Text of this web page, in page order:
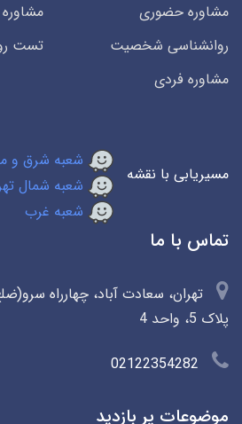
مشاوره حضوری
روانشناسی شخصیت
تست
مشاوره فردی
مسیریابی با نقشه
شعبه شرق و
شعبه شمال
شعبه غرب
تماس با ما
تهران، سعادت آباد، چهارراه
پلاک 5، واحد 4
02122354282
موضوعات پر بازدید